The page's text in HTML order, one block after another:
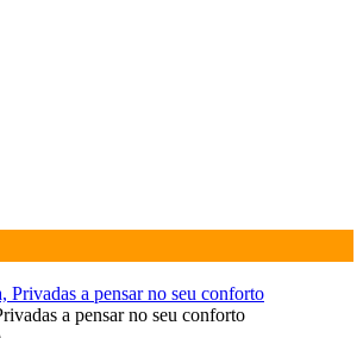
a pensar no seu conforto